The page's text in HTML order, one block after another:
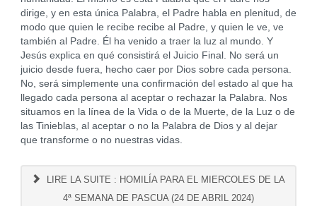
dirige, y en esta única Palabra, el Padre habla en plenitud, de
modo que quien le recibe recibe al Padre, y quien le ve, ve
también al Padre. Él ha venido a traer la luz al mundo. Y
Jesús explica en qué consistirá el Juicio Final. No será un
juicio desde fuera, hecho caer por Dios sobre cada persona.
No, será simplemente una confirmación del estado al que ha
llegado cada persona al aceptar o rechazar la Palabra. Nos
situamos en la línea de la Vida o de la Muerte, de la Luz o de
las Tinieblas, al aceptar o no la Palabra de Dios y al dejar
que transforme o no nuestras vidas.
LIRE LA SUITE : HOMILÍA PARA EL MIERCOLES DE LA
4ª SEMANA DE PASCUA (24 DE ABRIL 2024)